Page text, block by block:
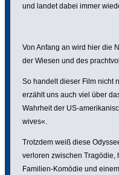
und landet dabei immer
Von Anfang an wird hier die
der Wiesen und des
So handelt dieser Film nicht
erzählt uns auch viel über
Wahrheit der US-
wives«.
Trotzdem weiß diese
verloren zwischen Tragödie,
Familien-Komödie und